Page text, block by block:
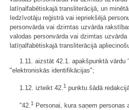
latīņalfabētiskajā transliterācijā, un
Iedzīvotāju reģistrā vai iepriekšējā
personvārda vai dzimtas uzvārda
valodas personvārda vai dzimtas
latīņalfabētiskajā transliterācijā
1.11. aizstāt 42.1. apakšpunktā vārdu
"elektroniskās identifikācijas";
1.12. izteikt 42.1 punktu šādā
"42.1
Personai, kura saņem personas